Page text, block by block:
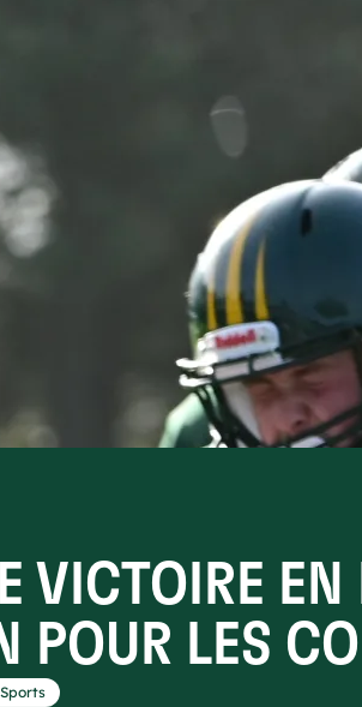
VICTOIRE EN
POUR LES
Sports